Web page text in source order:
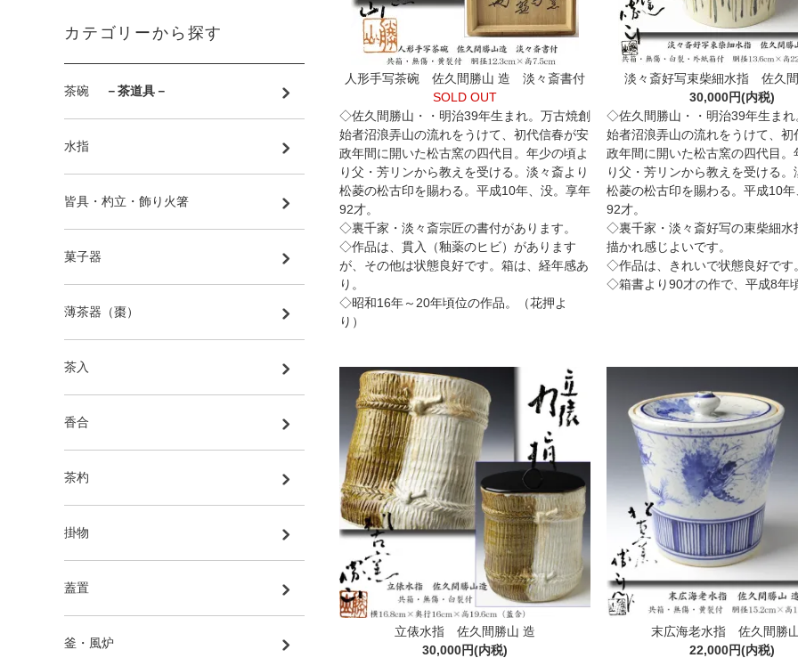
人形手写茶碗 佐久間勝山 造 淡々斎書付
SOLD OUT
◇佐久間勝山・・明治39年生まれ。万古焼創
始者沼浪弄山の流れをうけて、初代信春が安
政年間に開いた松古窯の四代目。年少の頃よ
り父・芳リンから教えを受ける。淡々斎より
松菱の松古印を賜わる。平成10年、没。享年
92才。
◇裏千家・淡々斎宗匠の書付があります。
◇作品は、貫入（釉薬のヒビ）があります
が、その他は状態良好です。箱は、経年感あ
り。
◇昭和16年～20年頃位の作品。（花押よ
り）
淡々斎好写束柴細水指 佐久
30,000円(内税)
◇佐久間勝山・・明治39年生まれ
始者沼浪弄山の流れをうけて、初
政年間に開いた松古窯の四代目。
り父・芳リンから教えを受ける。
松菱の松古印を賜わる。平成10
92才。
◇裏千家・淡々斎好写の束柴細水
描かれ感じよいです。
◇作品は、きれいで状態良好です。
◇箱書より90才の作で、平成8年
立俵水指 佐久間勝山 造
30,000円(内税)
末広海老水指 佐久間勝
22,000円(内税)
カテゴリーから探す
茶碗 －茶道具－
水指
皆具・杓立・飾り火箸
菓子器
薄茶器（棗）
茶入
香合
茶杓
掛物
蓋置
釜・風炉